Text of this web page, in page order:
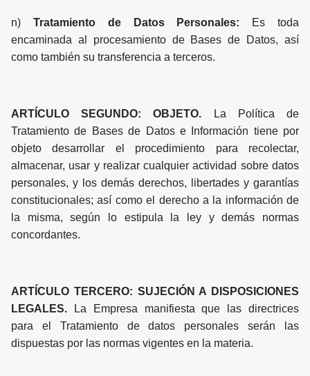
n) Tratamiento de Datos Personales:
Es toda
encaminada al procesamiento de Bases de Datos, así
como también su transferencia a terceros.
ARTÍCULO SEGUNDO: OBJETO.
La Política de
Tratamiento de Bases de Datos e Información tiene por
objeto desarrollar el procedimiento para recolectar,
almacenar, usar y realizar cualquier actividad sobre datos
personales, y los demás derechos, libertades y garantías
constitucionales; así como el derecho a la información de
la misma, según lo estipula la ley y demás normas
concordantes.
ARTÍCULO TERCERO: SUJECIÓN A DISPOSICIONES
LEGALES.
La Empresa manifiesta que las directrices
para el Tratamiento de datos personales serán las
dispuestas por las normas vigentes en la materia.